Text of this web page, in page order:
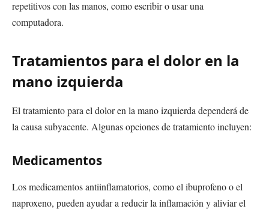
repetitivos con las manos, como escribir o usar una
computadora.
Tratamientos para el dolor en la
mano izquierda
El tratamiento para el dolor en la mano izquierda dependerá de
la causa subyacente. Algunas opciones de tratamiento incluyen:
Medicamentos
Los medicamentos antiinflamatorios, como el ibuprofeno o el
naproxeno, pueden ayudar a reducir la inflamación y aliviar el